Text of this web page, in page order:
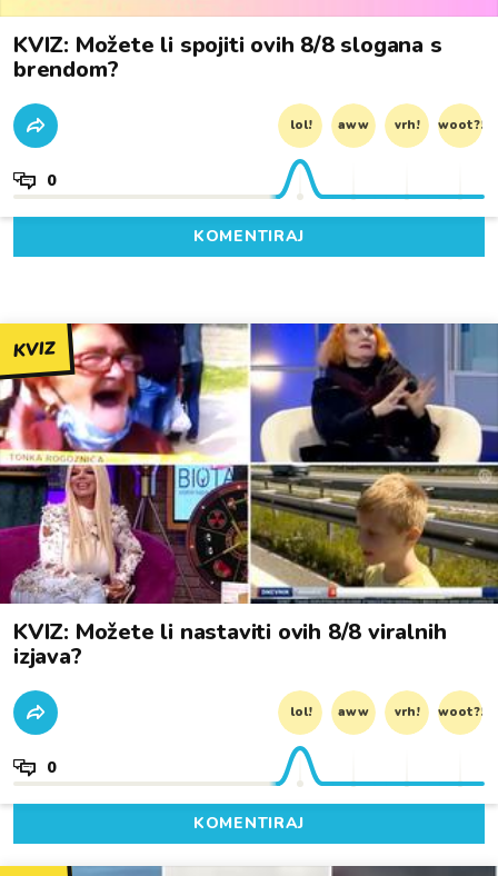
KVIZ: Možete li spojiti ovih 8/8 slogana s
brendom?
lol! aww vrh! woot?!
0
KOMENTIRAJ
KVIZ
KVIZ: Možete li nastaviti ovih 8/8 viralnih
izjava?
lol! aww vrh! woot?!
0
KOMENTIRAJ